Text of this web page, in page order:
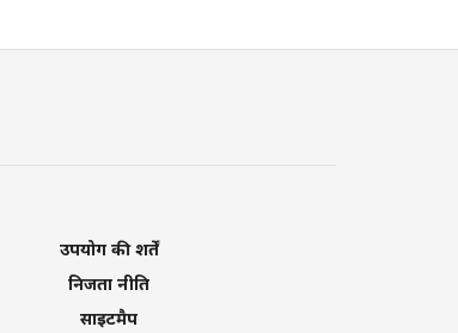
उपयोग की शर्तें
निजता नीति
साइटमैप